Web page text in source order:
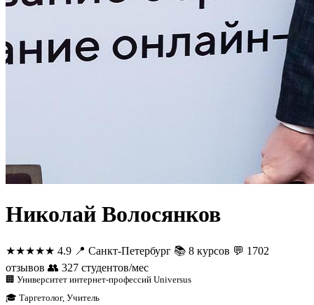
Николай Волосянков
★★★★★ 4.9 📍 Санкт-Петербург 📚 8 курсов 💬 1702
отзывов 👥 327 студентов/мес
🏢 Университет интернет-профессий Universus
🎓 Таргетолог, Учитель